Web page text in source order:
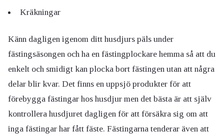
Kräkningar
Känn dagligen igenom ditt husdjurs päls under
fästingsäsongen och ha en fästingplockare hemma så att du
enkelt och smidigt kan plocka bort fästingen utan att några
delar blir kvar. Det finns en uppsjö produkter för att
förebygga fästingar hos husdjur men det bästa är att själv
kontrollera husdjuret dagligen för att försäkra sig om att
inga fästingar har fått fäste. Fästingarna tenderar även att